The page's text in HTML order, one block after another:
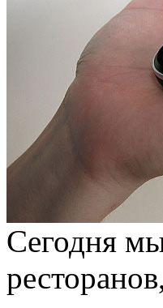
Сегодня